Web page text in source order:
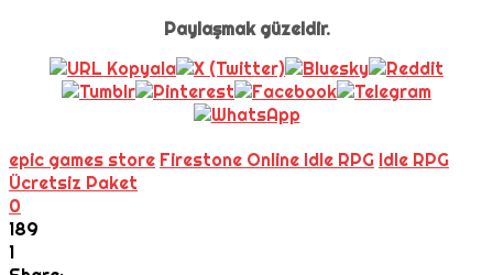
Paylaşmak güzeldir.
epic games store Firestone Online Idle RPG Idle RPG
Ücretsiz Paket
0
189
1